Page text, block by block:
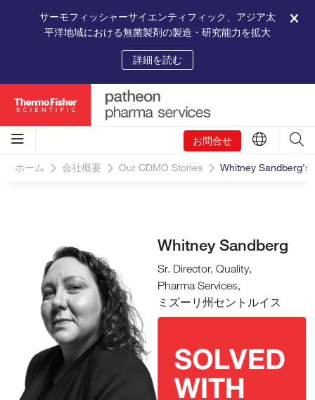
サーモフィッシャーサイエンティフィック、アジア太
平洋地域における無菌製剤の製造・研究能力を拡大
詳細を読む
お問合せ
ホーム 会社概要 Our CDMO Stories Whitney Sandberg's
Whitney Sandberg
Sr. Director, Quality,
Pharma Services,
ミズーリ州セントルイス